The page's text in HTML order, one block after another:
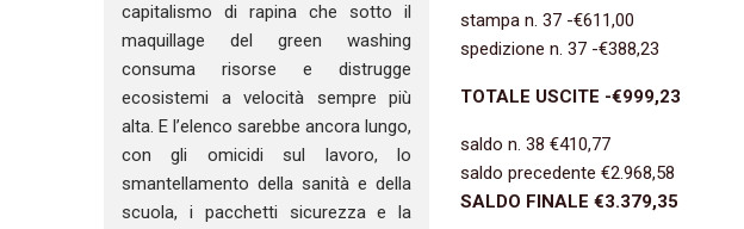
stampa n. 37 -€611,00
spedizione n. 37 -€388,23
TOTALE USCITE -€999,23
saldo n. 38 €410,77
saldo precedente €2.968,58
SALDO FINALE €3.379,35
capitalismo di rapina che sotto il
maquillage del green washing
consuma risorse e distrugge
ecosistemi a velocità sempre più
alta. E l’elenco sarebbe ancora lungo,
con gli omicidi sul lavoro, lo
smantellamento della sanità e della
scuola, i pacchetti sicurezza e la